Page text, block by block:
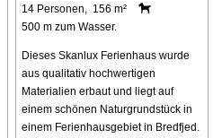
14 Personen, 156 m²
500 m zum Wasser.
Dieses Skanlux Ferienhaus wurde
aus qualitativ hochwertigen
Materialien erbaut und liegt auf
einem schönen Naturgrundstück in
einem Ferienhausgebiet in Bredfjed.